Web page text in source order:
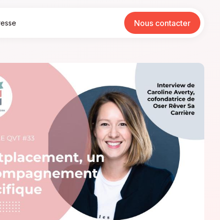
Nous contacter